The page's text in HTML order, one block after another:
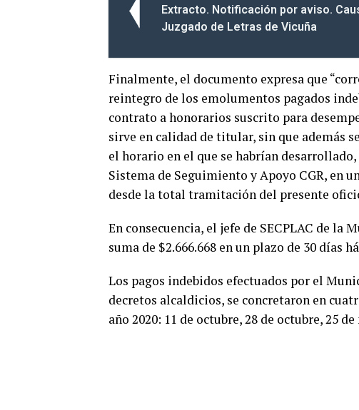
Extracto. Notificación por aviso.
Juzgado de Letras de Vicuña
Finalmente, el documento expresa que
reintegro de los emolumentos pagados
contrato a honorarios suscrito para
sirve en calidad de titular, sin que además
el horario en el que se habrían
Sistema de Seguimiento y Apoyo CGR, en
desde la total tramitación del presente
En consecuencia, el jefe de SECPLAC de
suma de $2.666.668 en un plazo de 30 días
Los pagos indebidos efectuados por el
decretos alcaldicios, se concretaron en
año 2020: 11 de octubre, 28 de octubre, 25